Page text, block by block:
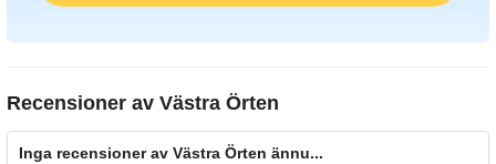
Recensioner av Västra Örten
Inga recensioner av Västra Örten ännu...